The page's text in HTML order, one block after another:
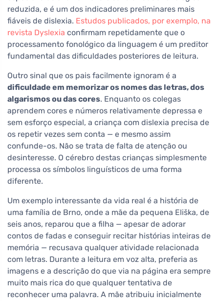
reduzida, e é um dos indicadores preliminares mais
fiáveis de dislexia. Estudos publicados, por exemplo, na
revista Dyslexia confirmam repetidamente que o
processamento fonológico da linguagem é um preditor
fundamental das dificuldades posteriores de leitura.
Outro sinal que os pais facilmente ignoram é a
dificuldade em memorizar os nomes das letras, dos
algarismos ou das cores. Enquanto os colegas
aprendem cores e números relativamente depressa e
sem esforço especial, a criança com dislexia precisa de
os repetir vezes sem conta — e mesmo assim
confunde-os. Não se trata de falta de atenção ou
desinteresse. O cérebro destas crianças simplesmente
processa os símbolos linguísticos de uma forma
diferente.
Um exemplo interessante da vida real é a história de
uma família de Brno, onde a mãe da pequena Eliška, de
seis anos, reparou que a filha — apesar de adorar
contos de fadas e conseguir recitar histórias inteiras de
memória — recusava qualquer atividade relacionada
com letras. Durante a leitura em voz alta, preferia as
imagens e a descrição do que via na página era sempre
muito mais rica do que qualquer tentativa de
reconhecer uma palavra. A mãe atribuiu inicialmente